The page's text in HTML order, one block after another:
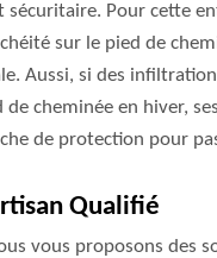
sécuritaire. Pour cette
sur le pied de
Aussi, si des
de cheminée en hiver,
de protection pour
Qualifié
vous proposons des